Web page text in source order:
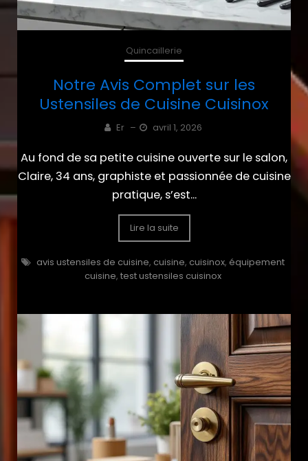
Quincaillerie
Notre Avis Complet sur les
Ustensiles de Cuisine Cuisinox
Er – avril 1, 2026
Au fond de sa petite cuisine ouverte sur le salon,
Claire, 34 ans, graphiste et passionnée de cuisine
pratique, s’est...
Lire la suite
avis ustensiles de cuisine, cuisine, cuisinox, équipement
cuisine, test ustensiles cuisinox